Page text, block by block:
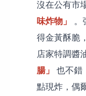
沒在公有市
味炸物」
。
得金黃酥脆
店家特調醬
腸」
也不錯
點現炸，偶